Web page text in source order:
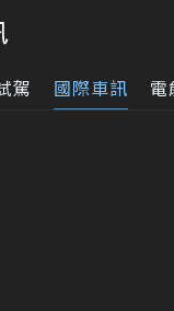
駕 國際車訊 電